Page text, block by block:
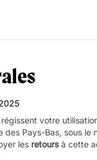
votre
des Pays-Bas, sous
les retoursà cette